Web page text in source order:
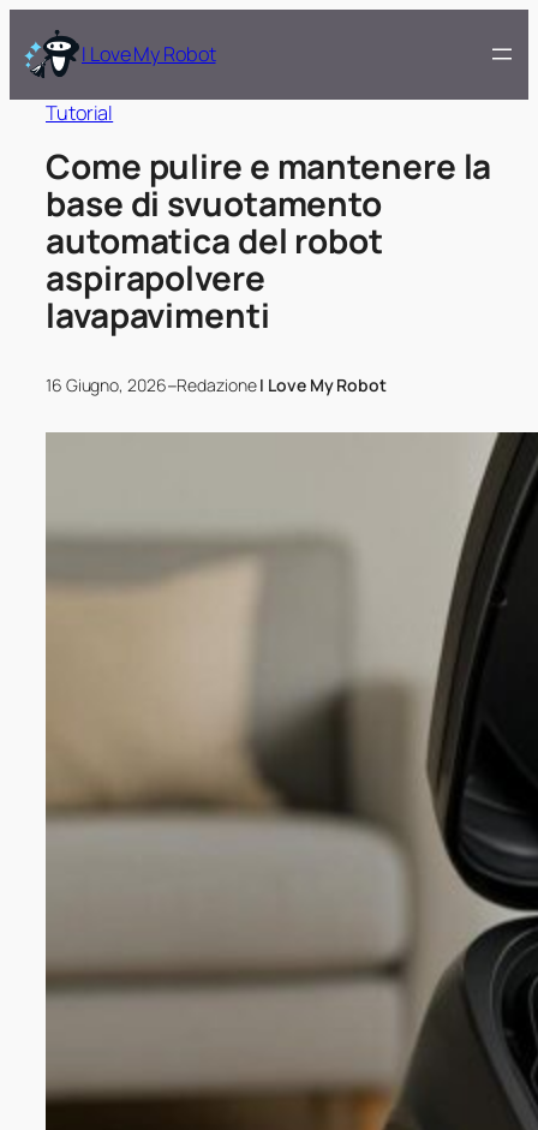
I Love My Robot
Tutorial
Come pulire e mantenere la
base di svuotamento
automatica del robot
aspirapolvere
lavapavimenti
16 Giugno, 2026–RedazioneI Love My Robot